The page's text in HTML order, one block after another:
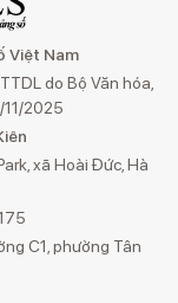
Việt Nam
do Bộ Văn hóa,
2025
xã Hoài Đức, Hà
C1, phường Tân